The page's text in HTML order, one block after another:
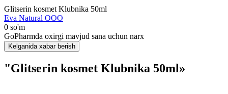
Glitserin kosmet Klubnika 50ml
Eva Natural ООО
0 so'm
GoPharmda oxirgi mavjud sana uchun narx
Kelganida xabar berish
"Glitserin kosmet Klubnika 50ml»